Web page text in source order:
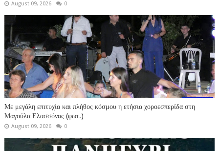
August 09, 2026 0
Με μεγάλη επιτυχία και πλήθος κόσμου η ετήσια χοροεσπερίδα στη
Μαγούλα Ελασσόνας (φωτ.)
August 09, 2026 0